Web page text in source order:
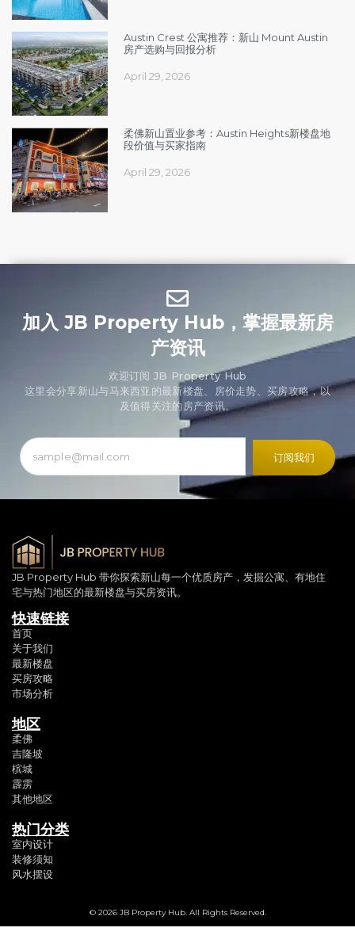
Austin Crest 公寓推荐：新山 Mount Austin
房产选购与回报分析
April 29, 2026
柔佛新山置业参考：Austin Heights新楼盘地
段价值与买家指南
April 29, 2026
加入 JB Property Hub，掌握最新房
产资讯
欢迎订阅 JB Property Hub
这里会分享新山与马来西亚的最新楼盘、房价走势、买房攻略，以
及值得关注的房产资讯。
订阅我们
JB Property Hub 带你探索新山每一个优质房产，发掘公寓、有地住
宅与热门地区的最新楼盘与买房资讯。
快速链接
首页
关于我们
最新楼盘
买房攻略
市场分析
地区
柔佛
吉隆坡
槟城
霹雳
其他地区
热门分类
室内设计
装修须知
风水摆设
© 2026 JB Property Hub. All Rights Reserved.